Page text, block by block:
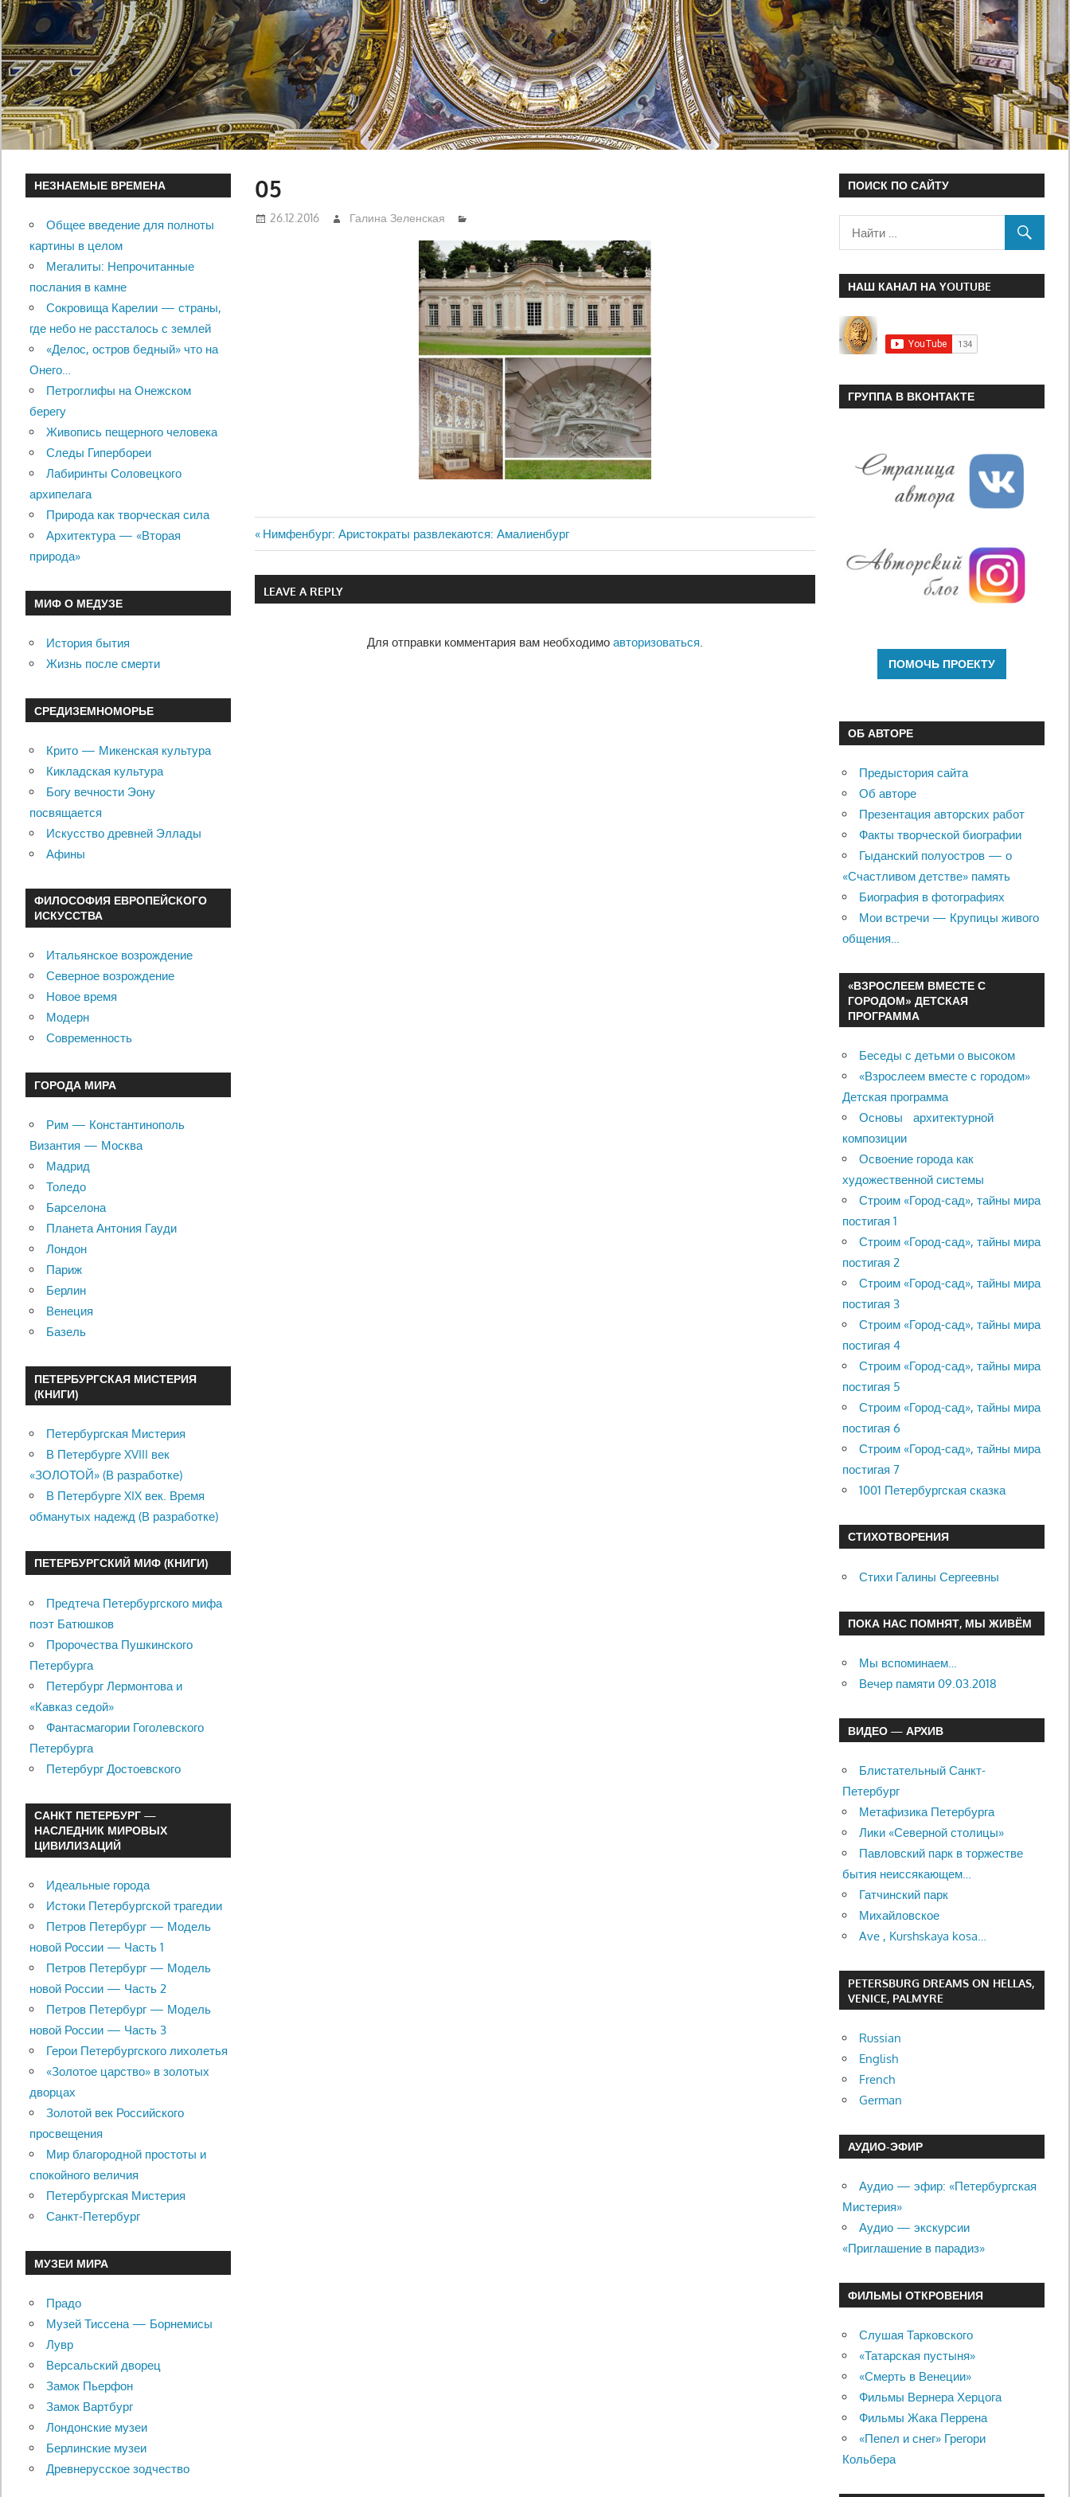
05
26.12.2016 Галина Зеленская
Навигация
по
Previous
Post:
Нимфенбург: Аристократы развлекаются: Амалиенбург
LEAVE A REPLY
Для отправки комментария вам необходимо авторизоваться.
НЕЗНАЕМЫЕ ВРЕМЕНА
Общее введение для полноты
картины в целом
Мегалиты: Непрочитанные
послания в камне
Сокровища Карелии — страны,
где небо не рассталось с землей
«Делос, остров бедный» что на
Онего…
Петроглифы на Онежском
берегу
Живопись пещерного человека
Следы Гипербореи
Лабиринты Соловецкого
архипелага
Природа как творческая сила
Архитектура — «Вторая
природа»
МИФ О МЕДУЗЕ
История бытия
Жизнь после смерти
СРЕДИЗЕМНОМОРЬЕ
Крито — Микенская культура
Кикладская культура
Богу вечности Эону
посвящается
Искусство древней Эллады
Афины
ФИЛОСОФИЯ ЕВРОПЕЙСКОГО
ИСКУССТВА
Итальянское возрождение
Северное возрождение
Новое время
Модерн
Современность
ГОРОДА МИРА
Рим — Константинополь
Византия — Москва
Мадрид
Толедо
Барселона
Планета Антония Гауди
Лондон
Париж
Берлин
Венеция
Базель
ПЕТЕРБУРГСКАЯ МИСТЕРИЯ
(КНИГИ)
Петербургская Мистерия
В Петербурге XVIII век
«ЗОЛОТОЙ» (В разработке)
В Петербурге XIX век. Время
обманутых надежд (В разработке)
ПЕТЕРБУРГСКИЙ МИФ (КНИГИ)
Предтеча Петербургского мифа
поэт Батюшков
Пророчества Пушкинского
Петербурга
Петербург Лермонтова и
«Кавказ седой»
Фантасмагории Гоголевского
Петербурга
Петербург Достоевского
САНКТ ПЕТЕРБУРГ —
НАСЛЕДНИК МИРОВЫХ
ЦИВИЛИЗАЦИЙ
Идеальные города
Истоки Петербургской трагедии
Петров Петербург — Модель
новой России — Часть 1
Петров Петербург — Модель
новой России — Часть 2
Петров Петербург — Модель
новой России — Часть 3
Герои Петербургского лихолетья
«Золотое царство» в золотых
дворцах
Золотой век Российского
просвещения
Мир благородной простоты и
спокойного величия
Петербургская Мистерия
Санкт-Петербург
МУЗЕИ МИРА
Прадо
Музей Тиссена — Борнемисы
Лувр
Версальский дворец
Замок Пьерфон
Замок Вартбург
Лондонские музеи
Берлинские музеи
Древнерусское зодчество
ПОИСК ПО САЙТУ
НАШ КАНАЛ НА YOUTUBE
ГРУППА В ВКОНТАКТЕ
ОБ АВТОРЕ
Предыстория сайта
Об авторе
Презентация авторских работ
Факты творческой биографии
Гыданский полуостров — о
«Счастливом детстве» память
Биография в фотографиях
Мои встречи — Крупицы живого
общения…
«ВЗРОСЛЕЕМ ВМЕСТЕ С
ГОРОДОМ» ДЕТСКАЯ
ПРОГРАММА
Беседы с детьми о высоком
«Взрослеем вместе с городом»
Детская программа
Основы архитектурной
композиции
Освоение города как
художественной системы
Строим «Город-сад», тайны мира
постигая 1
Строим «Город-сад», тайны мира
постигая 2
Строим «Город-сад», тайны мира
постигая 3
Строим «Город-сад», тайны мира
постигая 4
Строим «Город-сад», тайны мира
постигая 5
Строим «Город-сад», тайны мира
постигая 6
Строим «Город-сад», тайны мира
постигая 7
1001 Петербургская сказка
СТИХОТВОРЕНИЯ
Стихи Галины Сергеевны
ПОКА НАС ПОМНЯТ, МЫ ЖИВЁМ
Мы вспоминаем…
Вечер памяти 09.03.2018
ВИДЕО — АРХИВ
Блистательный Санкт-
Петербург
Метафизика Петербурга
Лики «Северной столицы»
Павловский парк в торжестве
бытия неиссякающем…
Гатчинский парк
Михайловское
Ave , Kurshskaya kosa…
PETERSBURG DREAMS ON HELLAS,
VENICE, PALMYRE
Russian
English
French
German
АУДИО-ЭФИР
Аудио — эфир: «Петербургская
Мистерия»
Аудио — экскурсии
«Приглашение в парадиз»
ФИЛЬМЫ ОТКРОВЕНИЯ
Слушая Тарковского
«Татарская пустыня»
«Смерть в Венеции»
Фильмы Вернера Херцога
Фильмы Жака Перрена
«Пепел и снег» Грегори
Кольбера